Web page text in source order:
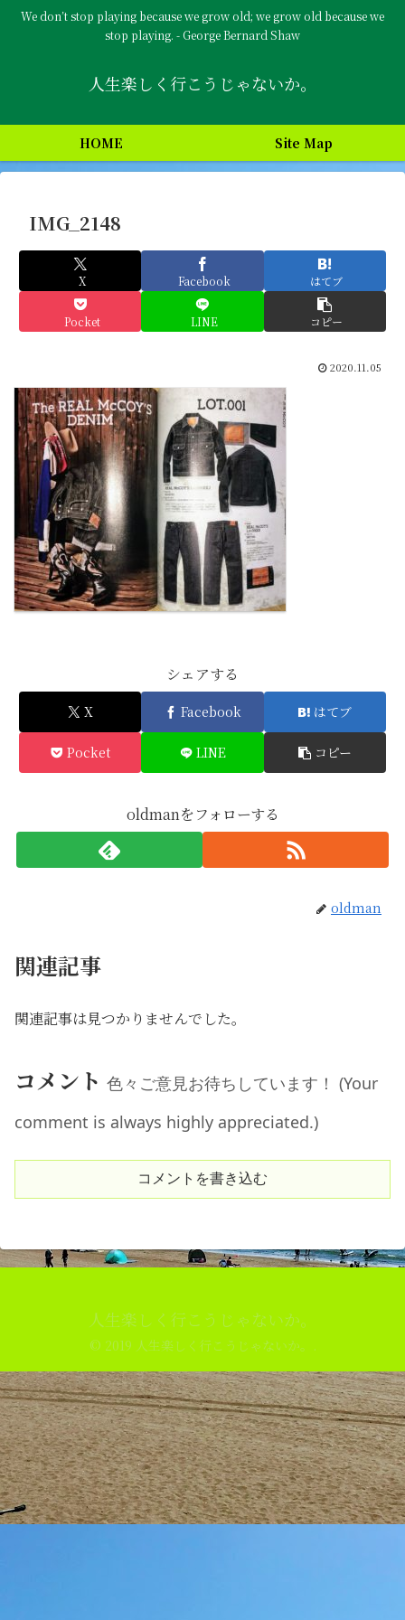
We don’t stop playing because we grow old; we grow old because we
stop playing. - George Bernard Shaw
人生楽しく行こうじゃないか。
HOME Site Map
IMG_2148
X Facebook はてブ
Pocket LINE コピー
2020.11.05
シェアする
X Facebook はてブ
Pocket LINE コピー
oldmanをフォローする
oldman
関連記事
関連記事は見つかりませんでした。
コメント 色々ご意見お待ちしています！ (Your
comment is always highly appreciated.)
コメントを書き込む
人生楽しく行こうじゃないか。
© 2019 人生楽しく行こうじゃないか。.